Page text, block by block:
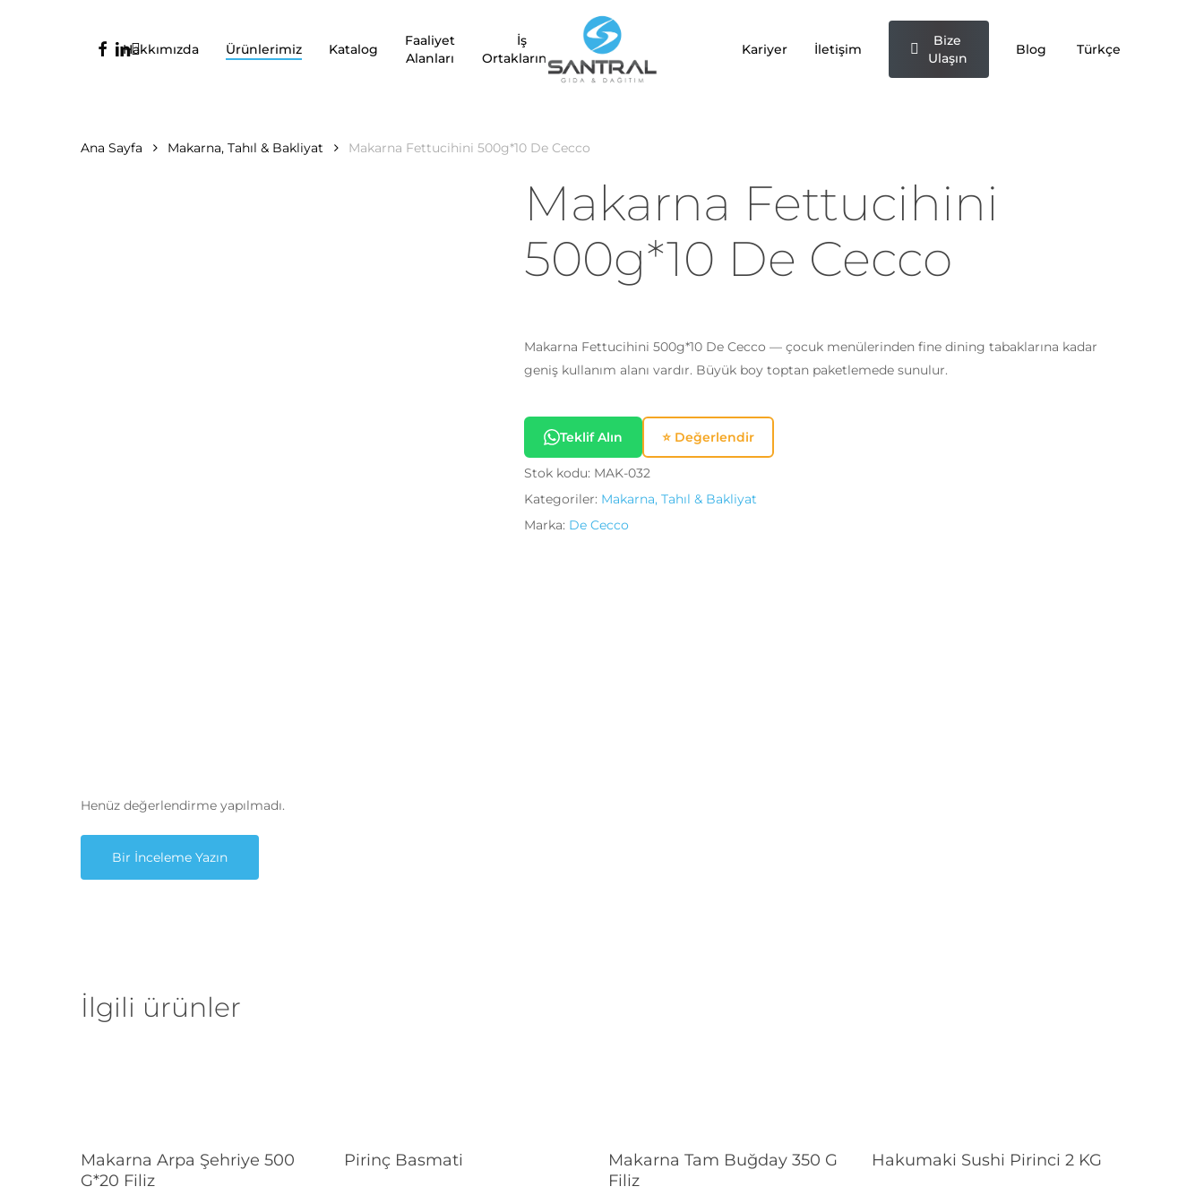
Hakkımızda Ürünlerimiz Katalog
Faaliyet
Alanları
İş
Ortaklarımız
Kariyer İletişim
Bize
Ulaşın
Blog Türkçe
facebook
linkedin
instagram
Ana Sayfa Makarna, Tahıl & Bakliyat Makarna Fettucihini 500g*10 De Cecco
Makarna Fettucihini
500g*10 De Cecco
Makarna Fettucihini 500g*10 De Cecco — çocuk menülerinden fine dining tabaklarına kadar
geniş kullanım alanı vardır. Büyük boy toptan paketlemede sunulur.
Teklif Alın ⭐ Değerlendir
Stok kodu: MAK-032
Kategoriler: Makarna, Tahıl & Bakliyat
Marka: De Cecco
Henüz değerlendirme yapılmadı.
Bir İnceleme Yazın
İlgili ürünler
Devamını Oku
Makarna Arpa Şehriye 500
G*20 Filiz
Devamını Oku
Pirinç Basmati Devamını Oku
Makarna Tam Buğday 350 G
Filiz
Devamını Oku
Hakumaki Sushi Pirinci 2 KG